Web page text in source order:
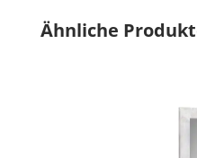
Produktgalerie
Ähnliche